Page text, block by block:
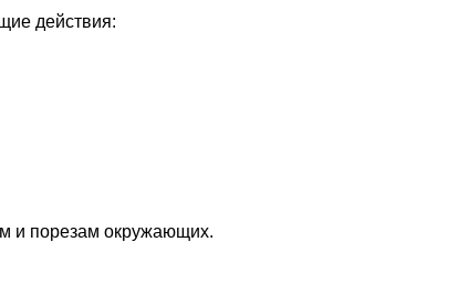
действия:
и порезам окружающих.